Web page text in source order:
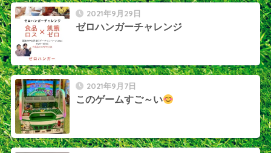
2021年9月29日
ゼロハンガーチャレンジ
2021年9月7日
このゲームすご～い